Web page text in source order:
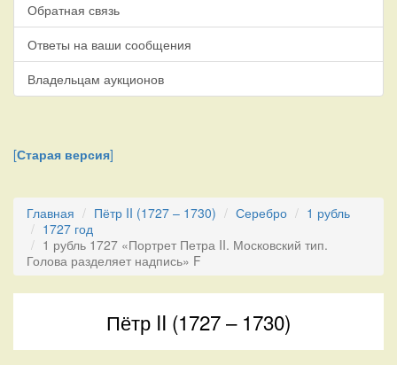
Обратная связь
Ответы на ваши сообщения
Владельцам аукционов
[Старая версия]
Главная Пётр II (1727 – 1730) Серебро
1 рубль
1727 год
1 рубль 1727 «Портрет Петра II. Московский тип.
Голова разделяет надпись» F
Пётр II (1727 – 1730)